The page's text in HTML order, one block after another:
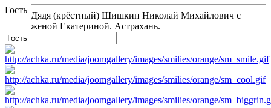
Гость
Дядя (крёстный) Шишкин Николай Михайлович с
женой Екатериной. Астрахань.